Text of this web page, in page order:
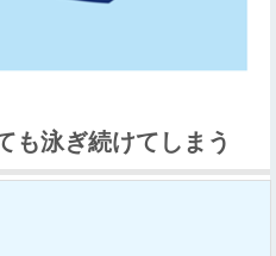
も泳ぎ続けてしまう